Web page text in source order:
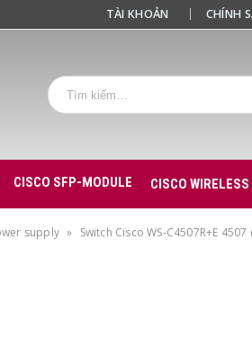
TÀI KHOẢN CHÍNH
CISCO SFP-MODULE CISCO WIRELESS
supply » Switch Cisco WS-C4507R+E